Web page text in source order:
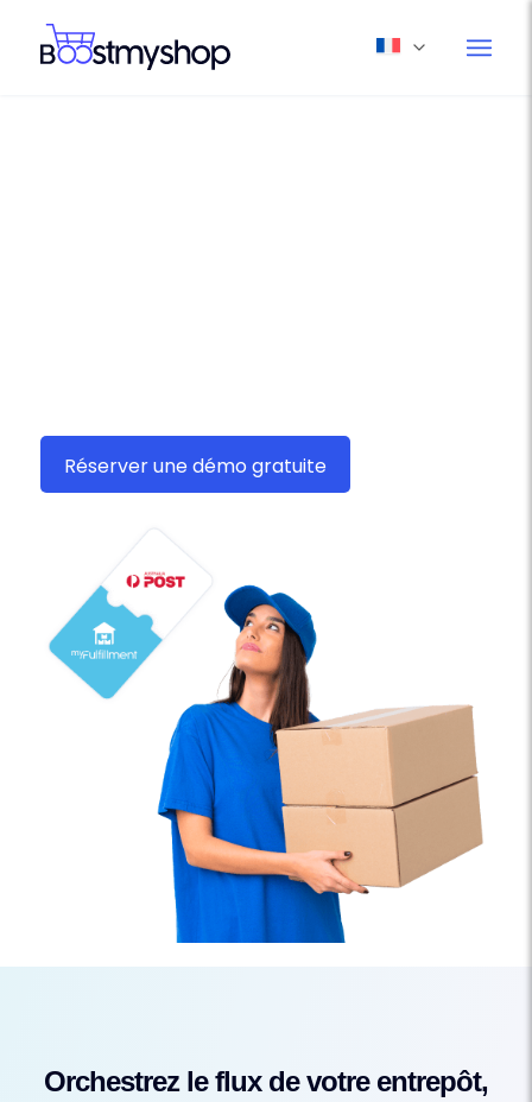
Réserver une démo gratuite
Orchestrez le flux de votre entrepôt,